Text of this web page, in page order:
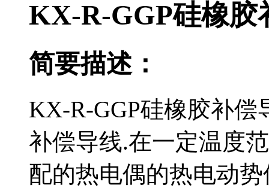
KX-R-GGP硅橡胶
简要描述：
KX-R-GGP硅橡胶补
补偿导线.在一定温度
配的热电偶的热电动